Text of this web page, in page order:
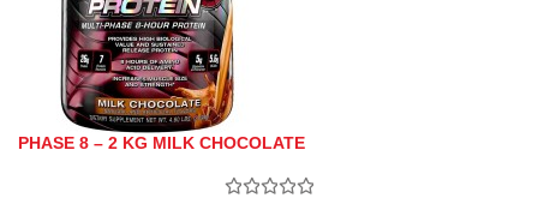
PHASE 8 – 2 KG MILK CHOCOLATE